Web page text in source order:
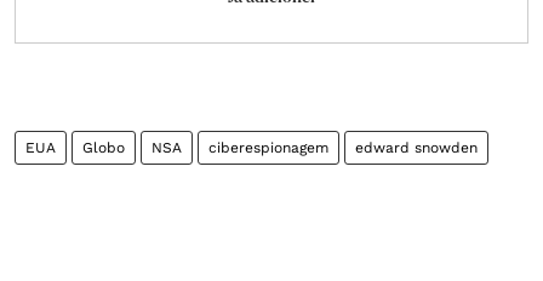
EUA Globo NSA ciberespionagem edward snowden